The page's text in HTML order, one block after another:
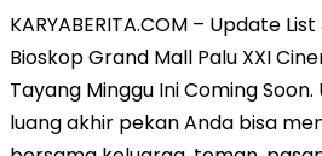
KARYABERITA.COM – Update
Bioskop Grand Mall Palu XXI
Tayang Minggu Ini Coming
luang akhir pekan Anda bisa